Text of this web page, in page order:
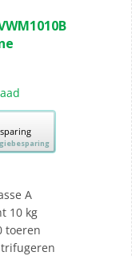
A
10 kg
toeren